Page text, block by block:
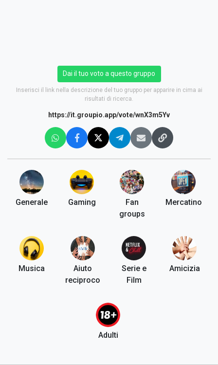
Dai il tuo voto a questo gruppo
Inserisci il link nella descrizione del tuo gruppo per apparire in cima ai
risultati di ricerca.
https://it.groupio.app/vote/wnX3m5Yv
Generale Gaming
Fan
groups
Mercatino
Musica
Aiuto
reciproco
Serie e
Film
Amicizia
Adulti